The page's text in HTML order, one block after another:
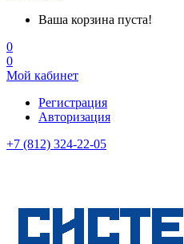
Ваша корзина пуста!
0
0
Мой кабинет
Регистрация
Авторизация
+7 (812) 324-22-05